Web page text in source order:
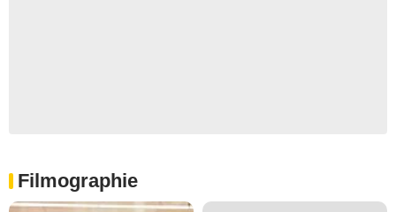
Filmographie